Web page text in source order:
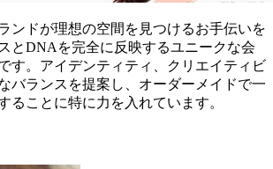
ンドが理想の空間を見つけるお手伝いを
とDNAを完全に反映するユニークな会
す。アイデンティティ、クリエイティビ
バランスを提案し、オーダーメイドで一
ることに特に力を入れています。